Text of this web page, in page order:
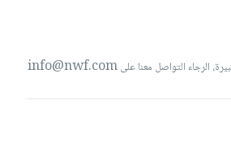
الرجاء التواصل معنا علىinfo@nwf.com